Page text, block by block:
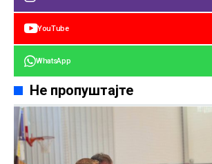
YouTube
WhatsApp
Не пропуштајте